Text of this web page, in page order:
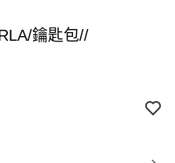
鑰匙包//